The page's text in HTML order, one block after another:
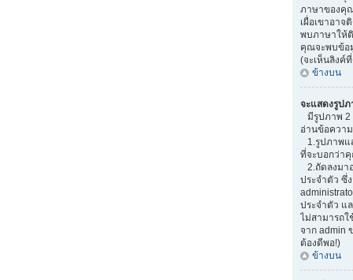
ภาษาของคุ
เผื่อเขาอา
พบภาษาให้
คุณจะพบข้อ
(จะเห็นลิงค์
ข้างบน
จะแสดงรูปภ
มีรูปภาพ 2
อ่านข้อควา
1.รูปภาพแ
ที่จะบอกว่า
2.ถัดลงมา
ประจำตัว ซึ่
ประจำตัว แ
ไม่สามารถ
จาก admin
ต้องดีพอ!)
ข้างบน